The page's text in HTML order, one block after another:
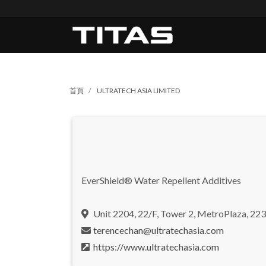
首頁 ULTRATECH ASIA LIMITED
EverShield® Water Repellent Additives
Unit 2204, 22/F, Tower 2, MetroPlaza,
terencechan@ultratechasia.com
https://www.ultratechasia.com